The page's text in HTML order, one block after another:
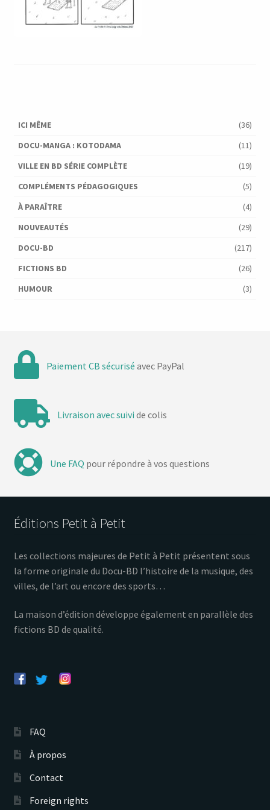
ICI MÊME
(36)
DOCU-MANGA : KOTODAMA
(11)
VILLE EN BD SÉRIE COMPLÈTE
(19)
COMPLÉMENTS PÉDAGOGIQUES
(5)
À PARAÎTRE
(4)
NOUVEAUTÉS
(29)
DOCU-BD
(217)
FICTIONS BD
(26)
HUMOUR
(3)
Paiement CB sécurisé avec PayPal
Livraison avec suivi de colis
Une FAQ pour répondre à vos questions
Éditions Petit à Petit
Les collections majeures de Petit à Petit présentent sous
la forme originale du Docu-BD l’histoire de la musique, des
villes, de l’art ou encore des sports…
La maison d’édition développe également en parallèle des
fictions BD de qualité.
FAQ
À propos
Contact
Foreign rights